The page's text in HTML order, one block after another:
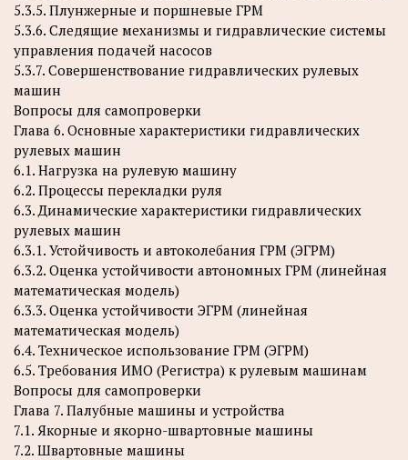
5.3.5. Плунжерные и поршневые ГРМ
5.3.6. Следящие механизмы и гидравлические системы
управления подачей насосов
5.3.7. Совершенствование гидравлических рулевых
машин
Вопросы для самопроверки
Глава 6. Основные характеристики гидравлических
рулевых машин
6.1. Нагрузка на рулевую машину
6.2. Процессы перекладки руля
6.3. Динамические характеристики гидравлических
рулевых машин
6.3.1. Устойчивость и автоколебания ГРМ (ЭГРМ)
6.3.2. Оценка устойчивости автономных ГРМ (линейная
математическая модель)
6.3.3. Оценка устойчивости ЭГРМ (линейная
математическая модель)
6.4. Техническое использование ГРМ (ЭГРМ)
6.5. Требования ИМО (Регистра) к рулевым машинам
Вопросы для самопроверки
Глава 7. Палубные машины и устройства
7.1. Якорные и якорно-швартовные машины
7.2. Швартовные машины